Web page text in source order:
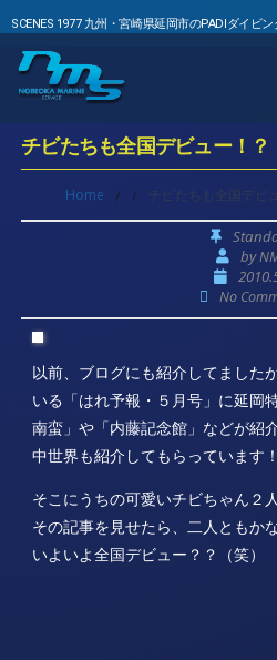
SCENES 1977 九州・宮崎県延岡市のPADIダイビ
チビたちも全国デビュー！？
Home / / チビたちも全国デビ
by
No
以前、ブログにも紹介してました
いる「はれ予報・５月号」に延岡
南蛮」や「内藤記念館」などが紹
中世界も紹介してもらっています！
そこにうちの可愛いチビちゃん２
その記事を見せたら、二人ともか
いよいよ全国デビュー？？（笑）